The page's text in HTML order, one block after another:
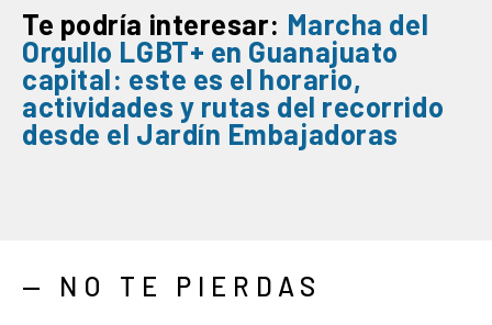
Te podría interesar: Marcha del
Orgullo LGBT+ en Guanajuato
capital: este es el horario,
actividades y rutas del recorrido
desde el Jardín Embajadoras
— NO TE PIERDAS